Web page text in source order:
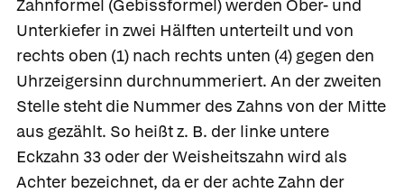
Zahnformel (Gebissformel) werden Ober- und
Unterkiefer in zwei Hälften unterteilt und von
rechts oben (1) nach rechts unten (4) gegen den
Uhrzeigersinn durchnummeriert. An der zweiten
Stelle steht die Nummer des Zahns von der Mitte
aus gezählt. So heißt z. B. der linke untere
Eckzahn 33 oder der Weisheitszahn wird als
Achter bezeichnet, da er der achte Zahn der